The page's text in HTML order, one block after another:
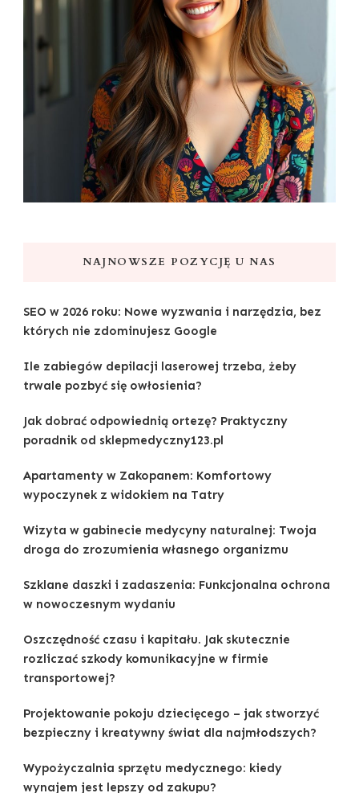
NAJNOWSZE POZYCJĘ U NAS
SEO w 2026 roku: Nowe wyzwania i narzędzia, bez
których nie zdominujesz Google
Ile zabiegów depilacji laserowej trzeba, żeby
trwale pozbyć się owłosienia?
Jak dobrać odpowiednią ortezę? Praktyczny
poradnik od sklepmedyczny123.pl
Apartamenty w Zakopanem: Komfortowy
wypoczynek z widokiem na Tatry
Wizyta w gabinecie medycyny naturalnej: Twoja
droga do zrozumienia własnego organizmu
Szklane daszki i zadaszenia: Funkcjonalna ochrona
w nowoczesnym wydaniu
Oszczędność czasu i kapitału. Jak skutecznie
rozliczać szkody komunikacyjne w firmie
transportowej?
Projektowanie pokoju dziecięcego – jak stworzyć
bezpieczny i kreatywny świat dla najmłodszych?
Wypożyczalnia sprzętu medycznego: kiedy
wynajem jest lepszy od zakupu?